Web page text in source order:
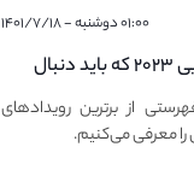
۰۱:۰۰ دوشنبه - ۱۴۰۱/۷/۱۸
مهم ترین رویداد های کریپتویی ۲۰۲۳ که باید دنبال
جهانی
از برترین رویدادهای